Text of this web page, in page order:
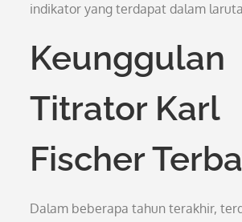
indikator yang terdapat dalam
Keunggulan
Titrator Karl
Fischer
Dalam beberapa tahun terakhir,